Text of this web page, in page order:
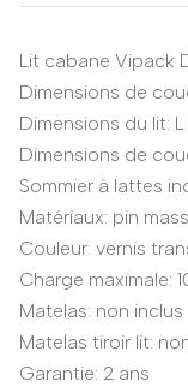
Lit cabane Vipack
Dimensions de
Dimensions du lit: L
Dimensions de
Sommier à lattes
Matériaux: pin
Couleur: vernis
Charge maximale:
Matelas: non inclus
Matelas tiroir lit:
Garantie: 2 ans